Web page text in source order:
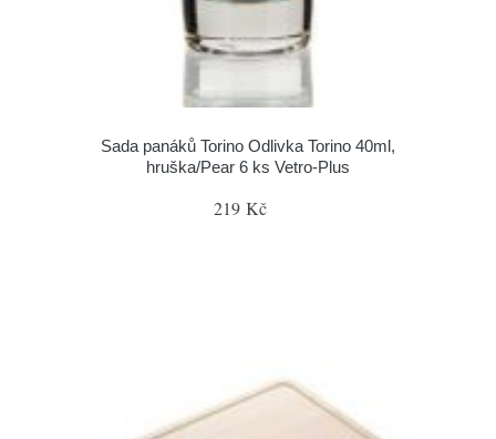
Sada panáků Torino Odlivka Torino 40ml,
hruška/Pear 6 ks Vetro-Plus
219 Kč